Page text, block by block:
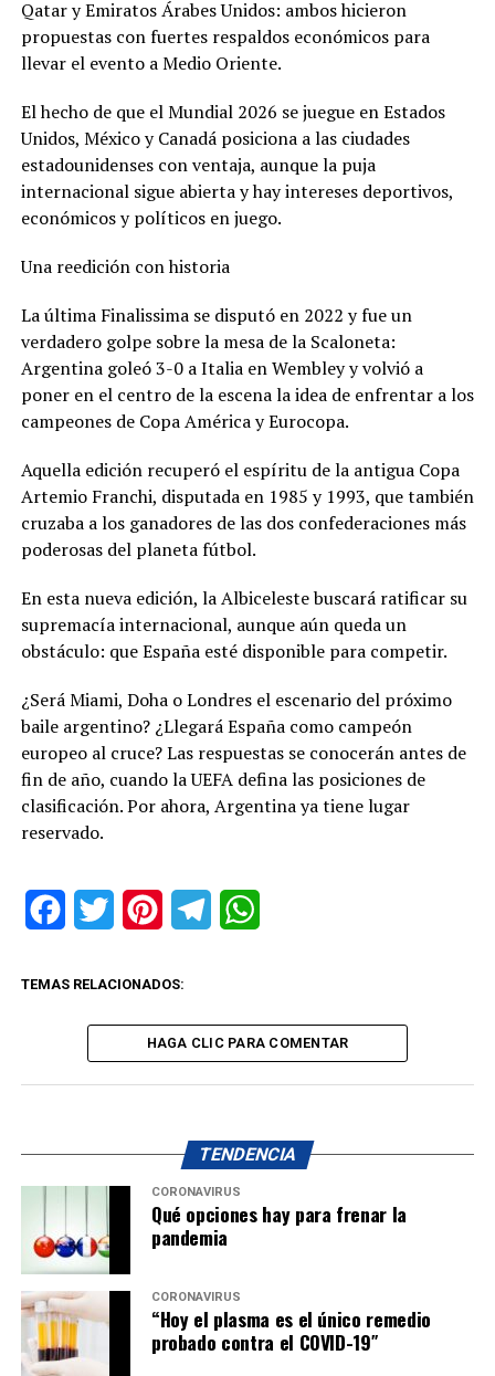
Qatar y Emiratos Árabes Unidos: ambos hicieron
propuestas con fuertes respaldos económicos para
llevar el evento a Medio Oriente.
El hecho de que el Mundial 2026 se juegue en Estados
Unidos, México y Canadá posiciona a las ciudades
estadounidenses con ventaja, aunque la puja
internacional sigue abierta y hay intereses deportivos,
económicos y políticos en juego.
Una reedición con historia
La última Finalissima se disputó en 2022 y fue un
verdadero golpe sobre la mesa de la Scaloneta:
Argentina goleó 3-0 a Italia en Wembley y volvió a
poner en el centro de la escena la idea de enfrentar a los
campeones de Copa América y Eurocopa.
Aquella edición recuperó el espíritu de la antigua Copa
Artemio Franchi, disputada en 1985 y 1993, que también
cruzaba a los ganadores de las dos confederaciones más
poderosas del planeta fútbol.
En esta nueva edición, la Albiceleste buscará ratificar su
supremacía internacional, aunque aún queda un
obstáculo: que España esté disponible para competir.
¿Será Miami, Doha o Londres el escenario del próximo
baile argentino? ¿Llegará España como campeón
europeo al cruce? Las respuestas se conocerán antes de
fin de año, cuando la UEFA defina las posiciones de
clasificación. Por ahora, Argentina ya tiene lugar
reservado.
FacebookTwitter PinterestTelegram
TEMAS RELACIONADOS:
HAGA CLIC PARA COMENTAR
TENDENCIA
CORONAVIRUS
Qué opciones hay para frenar la
pandemia
CORONAVIRUS
“Hoy el plasma es el único remedio
probado contra el COVID-19″